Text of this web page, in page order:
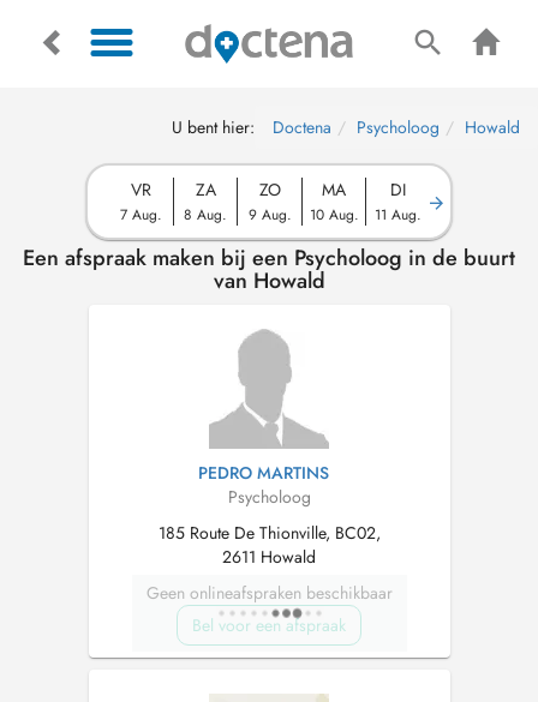
U bent hier: Doctena Psycholoog Howald
VR
7 Aug.
ZA
8 Aug.
ZO
9 Aug.
MA
10 Aug.
DI
11 Aug.
Een afspraak maken bij een Psycholoog in de buurt
van Howald
PEDRO MARTINS
Psycholoog
185 Route De Thionville, BC02,
2611 Howald
Geen onlineafspraken beschikbaar
Bel voor een afspraak